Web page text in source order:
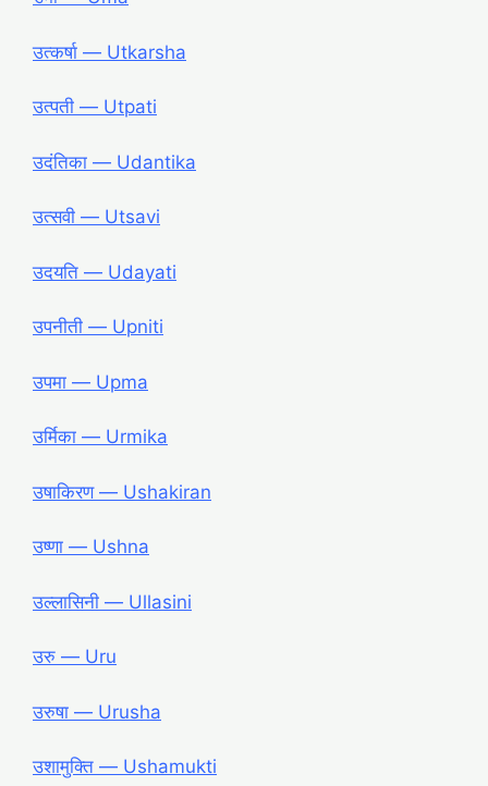
उत्कर्षा ― Utkarsha
उत्पती ― Utpati
उदंतिका ― Udantika
उत्सवी ― Utsavi
उदयति ― Udayati
उपनीती ― Upniti
उपमा ― Upma
उर्मिका ― Urmika
उषाकिरण ― Ushakiran
उष्णा ― Ushna
उल्लासिनी ― Ullasini
उरु ― Uru
उरुषा ― Urusha
उशामुक्ति ― Ushamukti